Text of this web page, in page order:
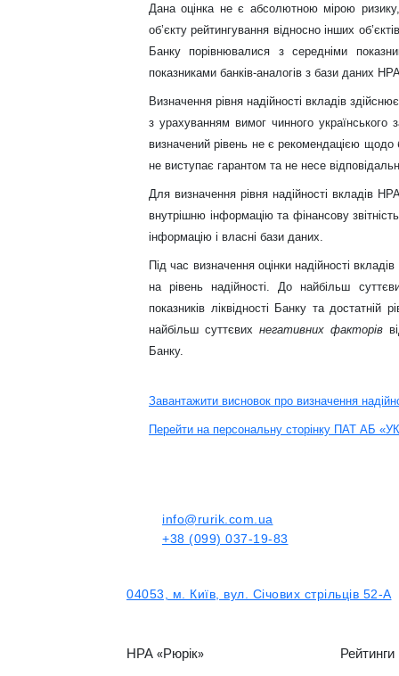
Дана оцінка не є абсолютною мірою
об’єкту рейтингування відносно інших
Банку порівнювалися з середніми
показниками банків-аналогів з бази даних
Визначення рівня надійності вкладів
з урахуванням вимог чинного
визначений рівень не є рекомендацією
не виступає гарантом та не несе
Для визначення рівня надійності вкладів
внутрішню інформацію та фінансову
інформацію і власні бази даних.
Під час визначення оцінки надійності
на рівень надійності. До найбільш
показників ліквідності Банку та достатній
найбільш суттєвихнегативних факторів
Банку.
Завантажити висновок про визначення
Перейти на персональну сторінку ПАТ АБ
info@rurik.com.ua
+38 (099) 037-19-83
04053, м. Київ, вул. Січових стрільців 52-А
НРА «Рюрік» Рейтинги